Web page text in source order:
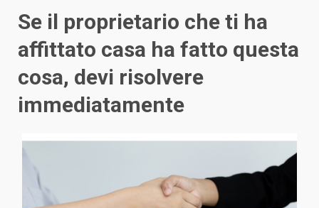
Se il proprietario che ti ha
affittato casa ha fatto questa
cosa, devi risolvere
immediatamente